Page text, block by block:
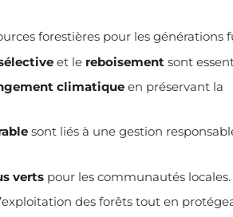
forestières pour les générations
et le reboisement sont
climatique en préservant la
sont liés à une gestion
verts pour les communautés locales.
des forêts tout en